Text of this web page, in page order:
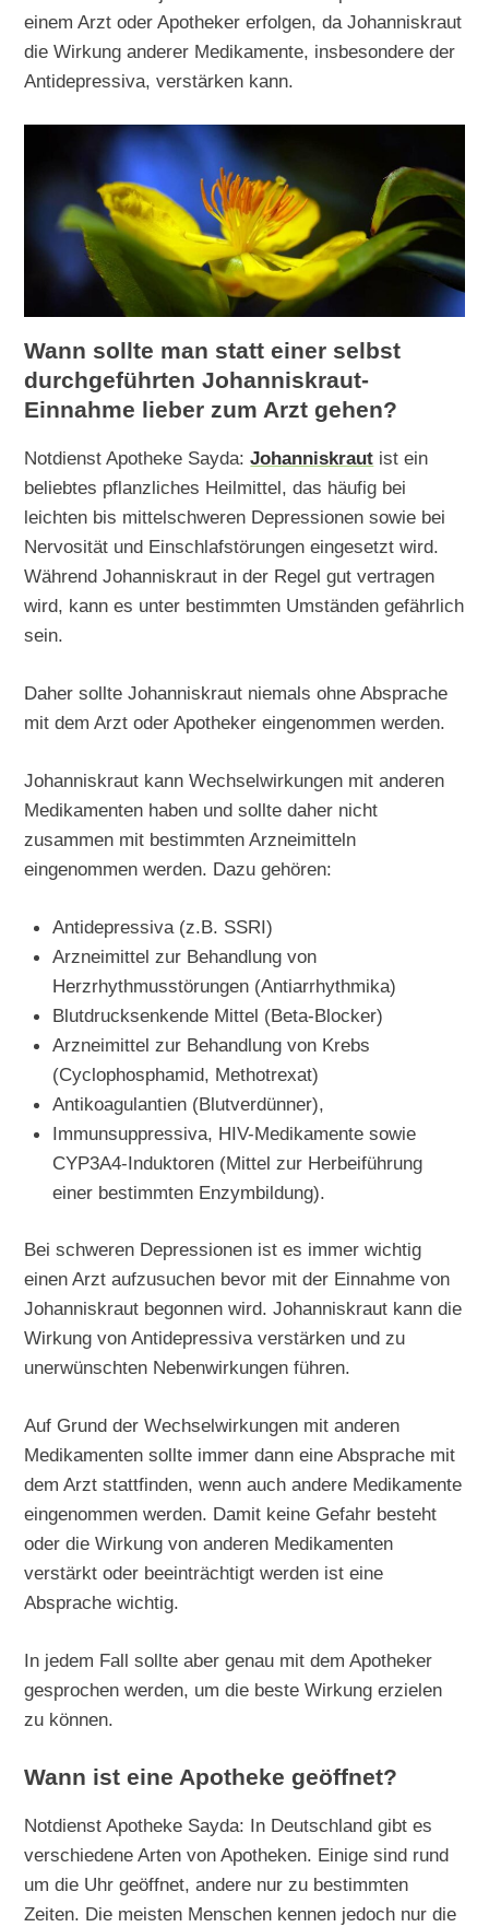
einem Arzt oder Apotheker erfolgen, da Johanniskraut
die Wirkung anderer Medikamente, insbesondere der
Antidepressiva, verstärken kann.
Wann sollte man statt einer selbst
durchgeführten Johanniskraut-
Einnahme lieber zum Arzt gehen?
Notdienst Apotheke Sayda:Johanniskraut ist ein
beliebtes pflanzliches Heilmittel, das häufig bei
leichten bis mittelschweren Depressionen sowie bei
Nervosität und Einschlafstörungen eingesetzt wird.
Während Johanniskraut in der Regel gut vertragen
wird, kann es unter bestimmten Umständen gefährlich
sein.
Daher sollte Johanniskraut niemals ohne Absprache
mit dem Arzt oder Apotheker eingenommen werden.
Johanniskraut kann Wechselwirkungen mit anderen
Medikamenten haben und sollte daher nicht
zusammen mit bestimmten Arzneimitteln
eingenommen werden. Dazu gehören:
Antidepressiva (z.B. SSRI)
Arzneimittel zur Behandlung von
Herzrhythmusstörungen (Antiarrhythmika)
Blutdrucksenkende Mittel (Beta-Blocker)
Arzneimittel zur Behandlung von Krebs
(Cyclophosphamid, Methotrexat)
Antikoagulantien (Blutverdünner),
Immunsuppressiva, HIV-Medikamente sowie
CYP3A4-Induktoren (Mittel zur Herbeiführung
einer bestimmten Enzymbildung).
Bei schweren Depressionen ist es immer wichtig
einen Arzt aufzusuchen bevor mit der Einnahme von
Johanniskraut begonnen wird. Johanniskraut kann die
Wirkung von Antidepressiva verstärken und zu
unerwünschten Nebenwirkungen führen.
Auf Grund der Wechselwirkungen mit anderen
Medikamenten sollte immer dann eine Absprache mit
dem Arzt stattfinden, wenn auch andere Medikamente
eingenommen werden. Damit keine Gefahr besteht
oder die Wirkung von anderen Medikamenten
verstärkt oder beeinträchtigt werden ist eine
Absprache wichtig.
In jedem Fall sollte aber genau mit dem Apotheker
gesprochen werden, um die beste Wirkung erzielen
zu können.
Wann ist eine Apotheke geöffnet?
Notdienst Apotheke Sayda: In Deutschland gibt es
verschiedene Arten von Apotheken. Einige sind rund
um die Uhr geöffnet, andere nur zu bestimmten
Zeiten. Die meisten Menschen kennen jedoch nur die